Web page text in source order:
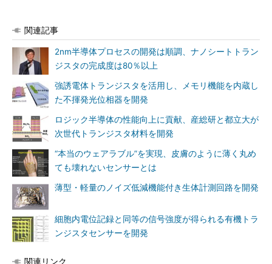
関連記事
2nm半導体プロセスの開発は順調、ナノシートトラン
ジスタの完成度は80％以上
強誘電体トランジスタを活用し、メモリ機能を内蔵し
た不揮発光位相器を開発
ロジック半導体の性能向上に貢献、産総研と都立大が
次世代トランジスタ材料を開発
“本当のウェアラブル”を実現、皮膚のように薄く丸め
ても壊れないセンサーとは
薄型・軽量のノイズ低減機能付き生体計測回路を開発
細胞内電位記録と同等の信号強度が得られる有機トラ
ンジスタセンサーを開発
関連リンク